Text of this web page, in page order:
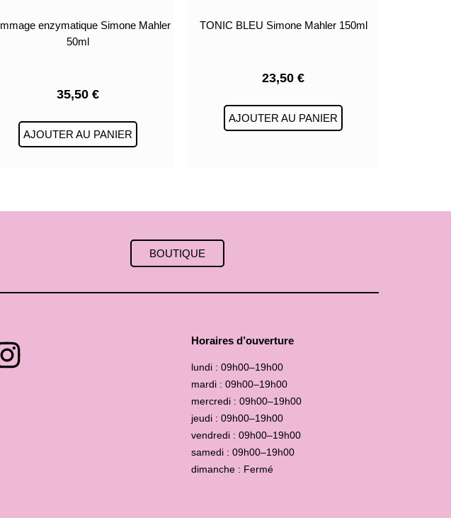
enzymatique Simone Mahler
50ml
35,50 €
AJOUTER AU PANIER
TONIC BLEU Simone Mahler 150ml
23,50 €
AJOUTER AU PANIER
BOUTIQUE
Horaires d’ouverture
lundi : 09h00–19h00
mardi : 09h00–19h00
mercredi : 09h00–19h00
jeudi : 09h00–19h00
vendredi : 09h00–19h00
samedi : 09h00–19h00
dimanche : Fermé